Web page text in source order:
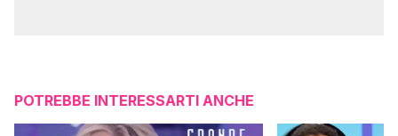
POTREBBE INTERESSARTI ANCHE